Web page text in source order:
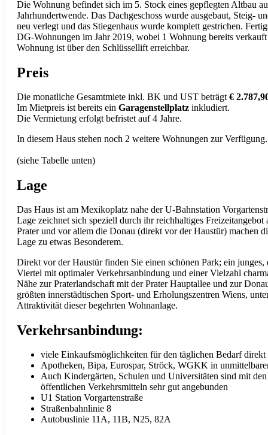
Die Wohnung befindet sich im 5. Stock eines gepflegten Altbau
Jahrhundertwende. Das Dachgeschoss wurde ausgebaut, Steig-
neu verlegt und das Stiegenhaus wurde komplett gestrichen.
DG-Wohnungen im Jahr 2019, wobei 1 Wohnung bereits
Wohnung ist über den Schlüssellift erreichbar.
Preis
Die monatliche Gesamtmiete inkl. BK und UST beträgt €
Im Mietpreis ist bereits ein Garagenstellplatz inkludiert.
Die Vermietung erfolgt befristet auf 4 Jahre.
In diesem Haus stehen noch 2 weitere Wohnungen zur Verfügung.
(siehe Tabelle unten)
Lage
Das Haus ist am Mexikoplatz nahe der U-Bahnstation
Lage zeichnet sich speziell durch ihr reichhaltiges Freizeitangebot
Prater und vor allem die Donau (direkt vor der Haustür) machen
Lage zu etwas Besonderem.
Direkt vor der Haustür finden Sie einen schönen Park; ein junges,
Viertel mit optimaler Verkehrsanbindung und einer Vielzahl
Nähe zur Praterlandschaft mit der Prater Hauptallee und zur
größten innerstädtischen Sport- und Erholungszentren Wiens,
Attraktivität dieser begehrten Wohnanlage.
Verkehrsanbindung:
viele Einkaufsmöglichkeiten für den täglichen Bedarf
Apotheken, Bipa, Eurospar, Ströck, WGKK in
Auch Kindergärten, Schulen und Universitäten sind mit den
öffentlichen Verkehrsmitteln sehr gut angebunden
U1 Station Vorgartenstraße
Straßenbahnlinie 8
Autobuslinie 11A, 11B, N25, 82A